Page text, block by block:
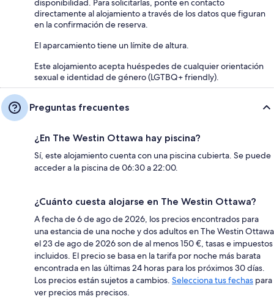
disponibilidad. Para solicitarlas, ponte en contacto
directamente al alojamiento a través de los datos que figuran
en la confirmación de reserva.
El aparcamiento tiene un límite de altura.
Este alojamiento acepta huéspedes de cualquier orientación
sexual e identidad de género (LGTBQ+ friendly).
Preguntas frecuentes
¿En The Westin Ottawa hay piscina?
Sí, este alojamiento cuenta con una piscina cubierta. Se puede
acceder a la piscina de 06:30 a 22:00.
¿Cuánto cuesta alojarse en The Westin Ottawa?
A fecha de 6 de ago de 2026, los precios encontrados para
una estancia de una noche y dos adultos en The Westin Ottawa
el 23 de ago de 2026 son de al menos 150 €, tasas e impuestos
incluidos. El precio se basa en la tarifa por noche más barata
encontrada en las últimas 24 horas para los próximos 30 días.
Los precios están sujetos a cambios. Selecciona tus fechas para
ver precios más precisos.